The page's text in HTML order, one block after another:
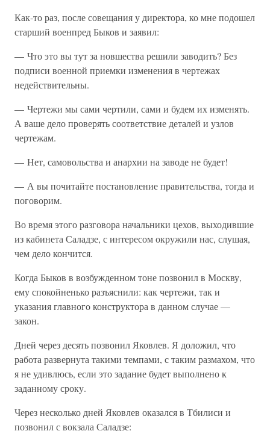
Как-то раз, после совещания у директора, ко мне подошел
старший военпред Быков и заявил:
— Что это вы тут за новшества решили заводить? Без
подписи военной приемки изменения в чертежах
недействительны.
— Чертежи мы сами чертили, сами и будем их изменять.
А ваше дело проверять соответствие деталей и узлов
чертежам.
— Нет, самовольства и анархии на заводе не будет!
— А вы почитайте постановление правительства, тогда и
поговорим.
Во время этого разговора начальники цехов, выходившие
из кабинета Саладзе, с интересом окружили нас, слушая,
чем дело кончится.
Когда Быков в возбужденном тоне позвонил в Москву,
ему спокойненько разъяснили: как чертежи, так и
указания главного конструктора в данном случае —
закон.
Дней через десять позвонил Яковлев. Я доложил, что
работа развернута такими темпами, с таким размахом, что
я не удивлюсь, если это задание будет выполнено к
заданному сроку.
Через несколько дней Яковлев оказался в Тбилиси и
позвонил с вокзала Саладзе: